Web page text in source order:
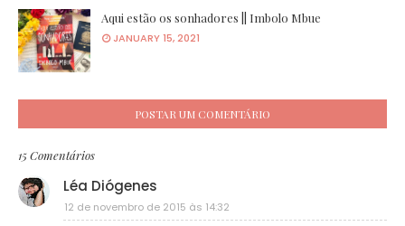
Aqui estão os sonhadores || Imbolo Mbue
JANUARY 15, 2021
POSTAR UM COMENTÁRIO
15 Comentários
Léa Diógenes
12 de novembro de 2015 às 14:32